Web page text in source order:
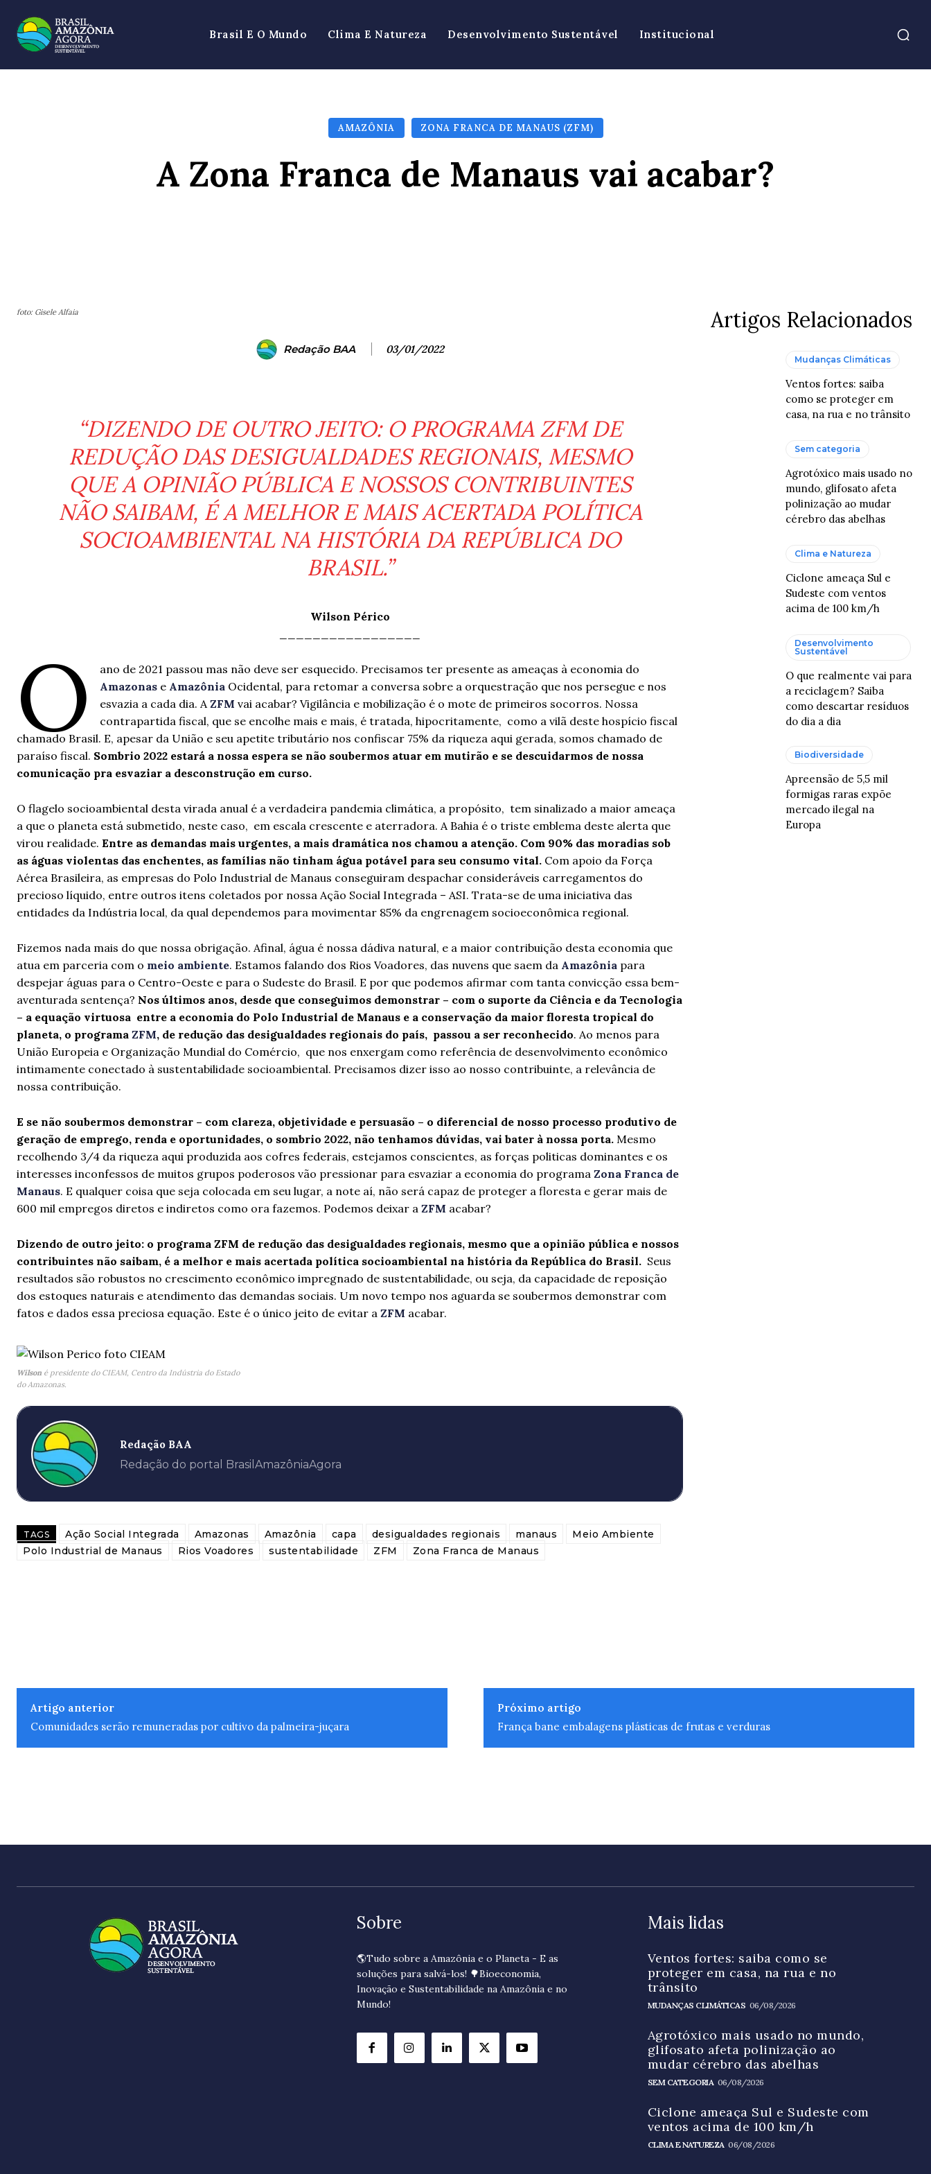
Brasil E O Mundo Clima E Natureza Desenvolvimento Sustentável Institucional
AMAZÔNIA ZONA FRANCA DE MANAUS (ZFM)
A Zona Franca de Manaus vai acabar?
foto: Gisele Alfaia
Redação BAA 03/01/2022
“DIZENDO DE OUTRO JEITO: O PROGRAMA ZFM DE
REDUÇÃO DAS DESIGUALDADES REGIONAIS, MESMO
QUE A OPINIÃO PÚBLICA E NOSSOS CONTRIBUINTES
NÃO SAIBAM, É A MELHOR E MAIS ACERTADA POLÍTICA
SOCIOAMBIENTAL NA HISTÓRIA DA REPÚBLICA DO
BRASIL.”
Wilson Périco
O
ano de 2021 passou mas não deve ser esquecido. Precisamos ter presente as ameaças à economia do
Amazonas e Amazônia Ocidental, para retomar a conversa sobre a orquestração que nos persegue e nos
esvazia a cada dia. AZFMvai acabar? Vigilância e mobilização é o mote de primeiros socorros. Nossa
contrapartida fiscal, que se encolhe mais e mais, é tratada, hipocritamente, como a vilã deste hospício fiscal
chamado Brasil. E, apesar da União e seu apetite tributário nos confiscar 75% da riqueza aqui gerada, somos chamado de
paraíso fiscal. Sombrio 2022 estará a nossa espera se não soubermos atuar em mutirão e se descuidarmos de nossa
comunicação pra esvaziar a desconstrução em curso.
O flagelo socioambiental desta virada anual é a verdadeira pandemia climática, a propósito, tem sinalizado a maior ameaça
a que o planeta está submetido, neste caso, em escala crescente e aterradora. A Bahia é o triste emblema deste alerta que
virou realidade. Entre as demandas mais urgentes, a mais dramática nos chamou a atenção. Com 90% das moradias sob
as águas violentas das enchentes, as famílias não tinham água potável para seu consumo vital. Com apoio da Força
Aérea Brasileira, as empresas do Polo Industrial de Manaus conseguiram despachar consideráveis carregamentos do
precioso líquido, entre outros itens coletados por nossa Ação Social Integrada – ASI. Trata-se de uma iniciativa das
entidades da Indústria local, da qual dependemos para movimentar 85% da engrenagem socioeconômica regional.
Fizemos nada mais do que nossa obrigação. Afinal, água é nossa dádiva natural, e a maior contribuição desta economia que
atua em parceria com o meio ambiente. Estamos falando dos Rios Voadores, das nuvens que saem da Amazônia para
despejar águas para o Centro-Oeste e para o Sudeste do Brasil. E por que podemos afirmar com tanta convicção essa bem-
aventurada sentença? Nos últimos anos, desde que conseguimos demonstrar – com o suporte da Ciência e da Tecnologia
– a equação virtuosa entre a economia do Polo Industrial de Manaus e a conservação da maior floresta tropical do
planeta, o programa ZFM, de redução das desigualdades regionais do país, passou a ser reconhecido. Ao menos para
União Europeia e Organização Mundial do Comércio, que nos enxergam como referência de desenvolvimento econômico
intimamente conectado à sustentabilidade socioambiental. Precisamos dizer isso ao nosso contribuinte, a relevância de
nossa contribuição.
E se não soubermos demonstrar – com clareza, objetividade e persuasão – o diferencial de nosso processo produtivo de
geração de emprego, renda e oportunidades, o sombrio 2022, não tenhamos dúvidas, vai bater à nossa porta. Mesmo
recolhendo 3/4 da riqueza aqui produzida aos cofres federais, estejamos conscientes, as forças politicas dominantes e os
interesses inconfessos de muitos grupos poderosos vão pressionar para esvaziar a economia do programa Zona Franca de
Manaus. E qualquer coisa que seja colocada em seu lugar, a note aí, não será capaz de proteger a floresta e gerar mais de
600 mil empregos diretos e indiretos como ora fazemos. Podemos deixar a ZFM acabar?
Dizendo de outro jeito: o programa ZFM de redução das desigualdades regionais, mesmo que a opinião pública e nossos
contribuintes não saibam, é a melhor e mais acertada política socioambiental na história da República do Brasil. Seus
resultados são robustos no crescimento econômico impregnado de sustentabilidade, ou seja, da capacidade de reposição
dos estoques naturais e atendimento das demandas sociais. Um novo tempo nos aguarda se soubermos demonstrar com
fatos e dados essa preciosa equação. Este é o único jeito de evitar a ZFM acabar.
Wilson é presidente do CIEAM, Centro da Indústria do Estado
do Amazonas.
Redação BAA
Redação do portal BrasilAmazôniaAgora
TAGS Ação Social Integrada Amazonas Amazônia capa desigualdades regionais manaus
Meio Ambiente
Polo Industrial de Manaus
Rios Voadores sustentabilidade ZFM Zona Franca de Manaus
Artigos Relacionados
Mudanças Climáticas
Ventos fortes: saiba
como se proteger em
casa, na rua e no trânsito
Sem categoria
Agrotóxico mais usado no
mundo, glifosato afeta
polinização ao mudar
cérebro das abelhas
Clima e Natureza
Ciclone ameaça Sul e
Sudeste com ventos
acima de 100 km/h
Desenvolvimento
Sustentável
O que realmente vai para
a reciclagem? Saiba
como descartar resíduos
do dia a dia
Biodiversidade
Apreensão de 5,5 mil
formigas raras expõe
mercado ilegal na
Europa
Artigo anterior
Comunidades serão remuneradas por cultivo da palmeira-juçara
Próximo artigo
França bane embalagens plásticas de frutas e verduras
Sobre
🌎Tudo sobre a Amazônia e o Planeta - E as
soluções para salvá-los! 🌳Bioeconomia,
Inovação e Sustentabilidade na Amazônia e no
Mundo!
Mais lidas
Ventos fortes: saiba como se
proteger em casa, na rua e no
trânsito
MUDANÇAS CLIMÁTICAS 06/08/2026
Agrotóxico mais usado no mundo,
glifosato afeta polinização ao
mudar cérebro das abelhas
SEM CATEGORIA 06/08/2026
Ciclone ameaça Sul e Sudeste com
ventos acima de 100 km/h
CLIMA E NATUREZA 06/08/2026